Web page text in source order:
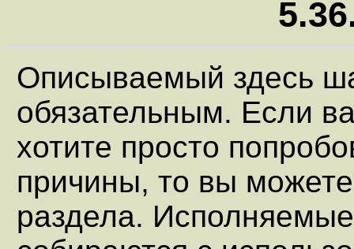
Описываемый здесь
обязательным. Если
хотите просто
причины, то вы
раздела.